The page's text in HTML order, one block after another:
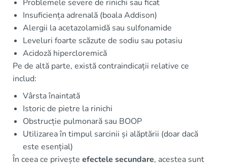
Problemele severe de rinichi sau ficat
Insuficiența adrenală (boala Addison)
Alergii la acetazolamidă sau sulfonamide
Leveluri foarte scăzute de sodiu sau potasiu
Acidoză hipercloremică
Pe de altă parte, există contraindicații relative ce
includ:
Vârsta înaintată
Istoric de pietre la rinichi
Obstrucție pulmonară sau BOOP
Utilizarea în timpul sarcinii și alăptării (doar dacă
este esențial)
În ceea ce privește efectele secundare, acestea sunt